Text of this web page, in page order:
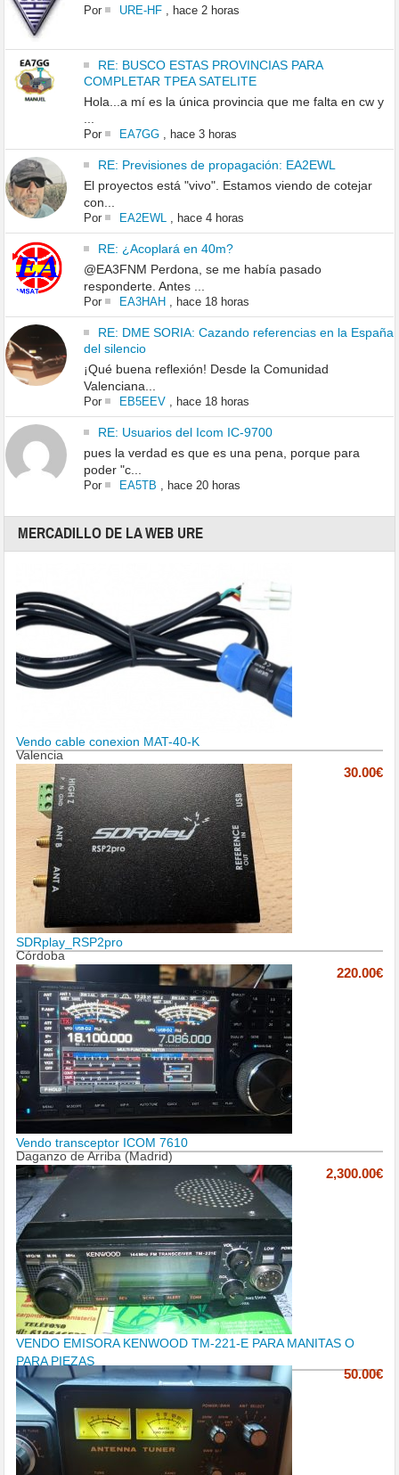
Por URE-HF, hace 2 horas
RE: BUSCO ESTAS PROVINCIAS PARA
COMPLETAR TPEA SATELITE
Hola...a mí es la única provincia que me falta en cw y
Por EA7GG, hace 3 horas
RE: Previsiones de propagación: EA2EWL
El proyectos está "vivo". Estamos viendo de cotejar
con...
Por EA2EWL, hace 4 horas
RE: ¿Acoplará en 40m?
@EA3FNM Perdona, se me había pasado
responderte. Antes ...
Por EA3HAH , hace 18 horas
RE: DME SORIA: Cazando referencias en la España
del silencio
¡Qué buena reflexión! Desde la Comunidad
Valenciana...
Por EB5EEV, hace 18 horas
RE: Usuarios del Icom IC-9700
pues la verdad es que es una pena, porque para
poder "c...
Por EA5TB , hace 20 horas
MERCADILLO DE LA WEB URE
Vendo cable conexion MAT-40-K
Valencia
30.00€
SDRplay_RSP2pro
Córdoba
220.00€
Vendo transceptor ICOM 7610
Daganzo de Arriba (Madrid)
2,300.00€
VENDO EMISORA KENWOOD TM-221-E PARA MANITAS O
PARA PIEZAS
50.00€